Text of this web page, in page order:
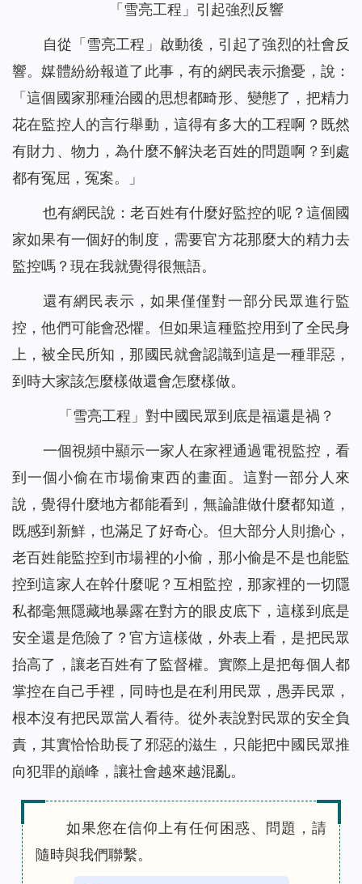
「雪亮工程」引起強烈反響
自從「雪亮工程」啟動後，引起了強烈的社會反
響。媒體紛紛報道了此事，有的網民表示擔憂，說：
「這個國家那種治國的思想都畸形、變態了，把精力
花在監控人的言行舉動，這得有多大的工程啊？既然
有財力、物力，為什麼不解決老百姓的問題啊？到處
都有冤屈，冤案。」
也有網民說：老百姓有什麼好監控的呢？這個國
家如果有一個好的制度，需要官方花那麼大的精力去
監控嗎？現在我就覺得很無語。
還有網民表示，如果僅僅對一部分民眾進行監
控，他們可能會恐懼。但如果這種監控用到了全民身
上，被全民所知，那國民就會認識到這是一種罪惡，
到時大家該怎麼樣做還會怎麼樣做。
「雪亮工程」對中國民眾到底是福還是禍？
一個視頻中顯示一家人在家裡通過電視監控，看
到一個小偷在市場偷東西的畫面。這對一部分人來
說，覺得什麼地方都能看到，無論誰做什麼都知道，
既感到新鮮，也滿足了好奇心。但大部分人則擔心，
老百姓能監控到市場裡的小偷，那小偷是不是也能監
控到這家人在幹什麼呢？互相監控，那家裡的一切隱
私都毫無隱藏地暴露在對方的眼皮底下，這樣到底是
安全還是危險了？官方這樣做，外表上看，是把民眾
抬高了，讓老百姓有了監督權。實際上是把每個人都
掌控在自己手裡，同時也是在利用民眾，愚弄民眾，
根本沒有把民眾當人看待。從外表說對民眾的安全負
責，其實恰恰助長了邪惡的滋生，只能把中國民眾推
向犯罪的巔峰，讓社會越來越混亂。
如果您在信仰上有任何困惑、問題，請
隨時與我們聯繫。